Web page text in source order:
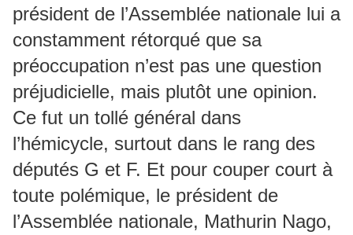
président de l’Assemblée nationale lui a
constamment rétorqué que sa
préoccupation n’est pas une question
préjudicielle, mais plutôt une opinion.
Ce fut un tollé général dans
l’hémicycle, surtout dans le rang des
députés G et F. Et pour couper court à
toute polémique, le président de
l’Assemblée nationale, Mathurin Nago,